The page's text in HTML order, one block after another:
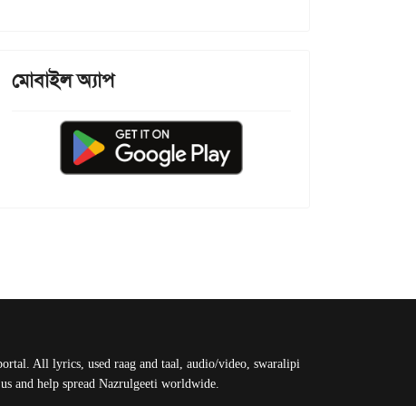
মোবাইল অ্যাপ
All lyrics, used raag and taal, audio/video, swaralipi
and help spread Nazrulgeeti worldwide.